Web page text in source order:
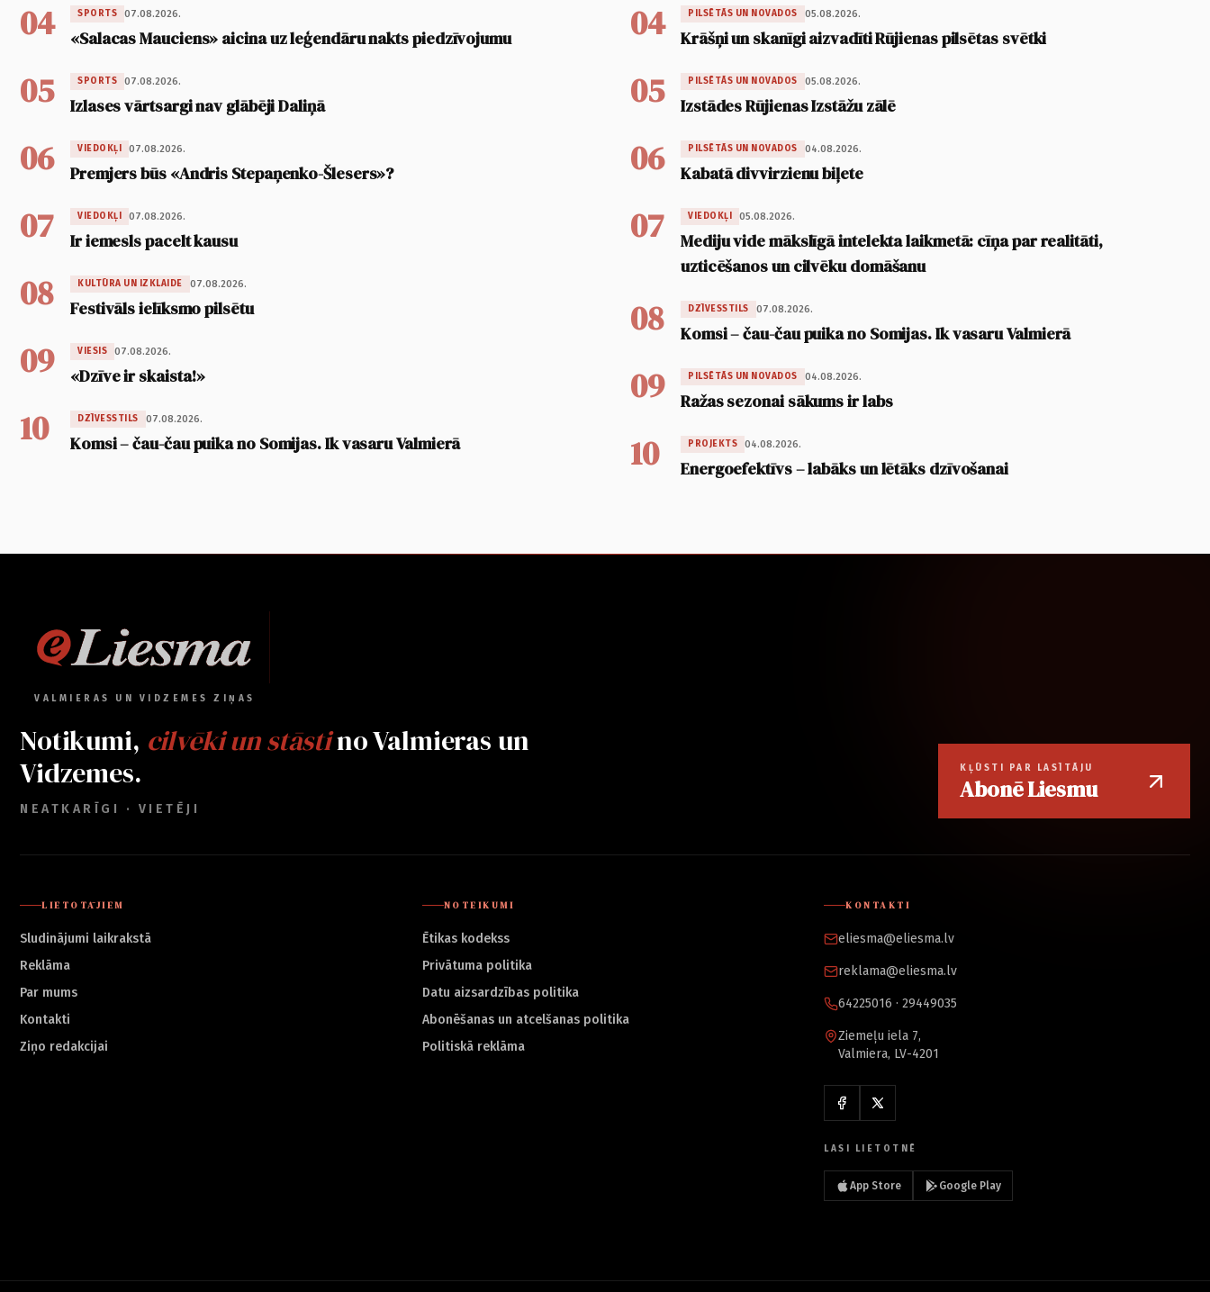
04 SPORTS 07.08.2026.
«Salacas Mauciens» aicina uz leģendāru nakts piedzīvojumu
05 SPORTS 07.08.2026.
Izlases vārtsargi nav glābēji Daliņā
06 VIEDOKĻI 07.08.2026.
Premjers būs «Andris Stepaņenko-Šlesers»?
07 VIEDOKĻI 07.08.2026.
Ir iemesls pacelt kausu
08 KULTŪRA UN IZKLAIDE 07.08.2026.
Festivāls ielīksmo pilsētu
09 VIESIS 07.08.2026.
«Dzīve ir skaista!»
10 DZĪVESSTILS 07.08.2026.
Komsi – čau-čau puika no Somijas. Ik vasaru Valmierā
04 PILSĒTĀS UN NOVADOS 05.08.2026.
Krāšņi un skanīgi aizvadīti Rūjienas pilsētas svētki
05 PILSĒTĀS UN NOVADOS 05.08.2026.
Izstādes Rūjienas Izstāžu zālē
06 PILSĒTĀS UN NOVADOS 04.08.2026.
Kabatā divvirzienu biļete
07 VIEDOKĻI 05.08.2026.
Mediju vide mākslīgā intelekta laikmetā: cīņa par realitāti,
uzticēšanos un cilvēku domāšanu
08 DZĪVESSTILS 07.08.2026.
Komsi – čau-čau puika no Somijas. Ik vasaru Valmierā
09 PILSĒTĀS UN NOVADOS 04.08.2026.
Ražas sezonai sākums ir labs
10 PROJEKTS 04.08.2026.
Energoefektīvs – labāks un lētāks dzīvošanai
VALMIERAS UN VIDZEMES ZIŅAS
Notikumi, cilvēki un stāstino Valmieras un
Vidzemes.
NEATKARĪGI · VIETĒJI
KĻŪSTI PAR LASĪTĀJU
Abonē Liesmu
LIETOTĀJIEM
Sludinājumi laikrakstā
Reklāma
Par mums
Kontakti
Ziņo redakcijai
NOTEIKUMI
Ētikas kodekss
Privātuma politika
Datu aizsardzības politika
Abonēšanas un atcelšanas politika
Politiskā reklāma
KONTAKTI
eliesma@eliesma.lv
reklama@eliesma.lv
64225016 · 29449035
Ziemeļu iela 7,
Valmiera, LV-4201
LASI LIETOTNĒ
App Store Google Play